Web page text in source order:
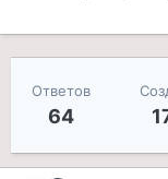
Ответов
64